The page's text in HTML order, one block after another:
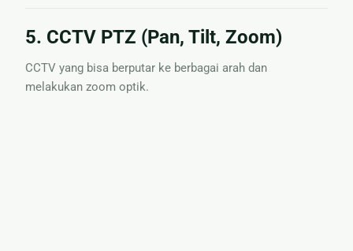
5. CCTV PTZ (Pan, Tilt, Zoom)
CCTV yang bisa berputar ke berbagai arah dan
melakukan zoom optik.